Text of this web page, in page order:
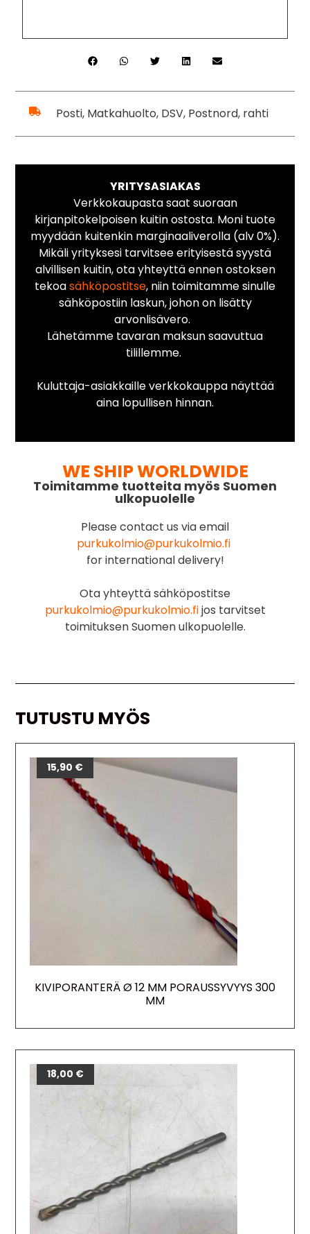
Posti, Matkahuolto, DSV, Postnord, rahti
YRITYSASIAKAS
Verkkokaupasta saat suoraan
kirjanpitokelpoisen kuitin ostosta. Moni tuote
myydään kuitenkin marginaaliverolla (alv 0%).
Mikäli yrityksesi tarvitsee erityisestä syystä
alvillisen kuitin, ota yhteyttä ennen ostoksen
tekoasähköpostitse, niin toimitamme sinulle
sähköpostiin laskun, johon on lisätty
arvonlisävero.
Lähetämme tavaran maksun saavuttua
tilillemme.
Kuluttaja-asiakkaille verkkokauppa näyttää
aina lopullisen hinnan.
WE SHIP WORLDWIDE
Toimitamme tuotteita myös Suomen
ulkopuolelle
Please contact us via email
purkukolmio@purkukolmio.fi
for international delivery!
Ota yhteyttä sähköpostitse
purkukolmio@purkukolmio.fijos tarvitset
toimituksen Suomen ulkopuolelle.
TUTUSTU MYÖS
KIVIPORANTERÄ Ø 12 MM PORAUSSYVYYS 300
MM
15,90 €
18,00 €